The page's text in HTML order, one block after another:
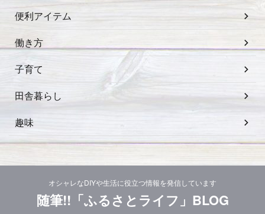
便利アイテム
働き方
子育て
田舎暮らし
趣味
オシャレなDIYや生活に役立つ情報を発信しています
随筆!!「ふるさとライフ」BLOG